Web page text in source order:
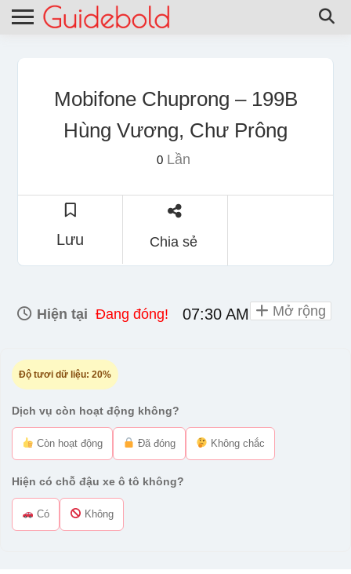
Mobifone Chuprong – 199B
Hùng Vương, Chư Prông
0Lần
Lưu Chia sẻ
Hiện tại Đang đóng! 07:30 AM - 06:00 PM
Độ tươi dữ liệu: 20%
Dịch vụ còn hoạt động không?
Còn hoạt động Đã đóng Không chắc
Hiện có chỗ đậu xe ô tô không?
Có Không
Mở rộng